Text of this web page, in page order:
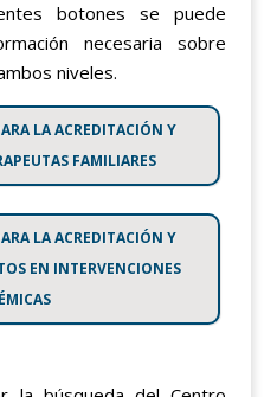
botones se puede
necesaria sobre
niveles.
LA ACREDITACIÓN Y
FAMILIARES
LA ACREDITACIÓN Y
EN INTERVENCIONES